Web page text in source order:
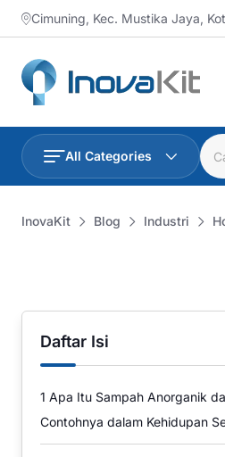
Skip
to
content
Cimuning, Kec. Mustika Jaya,
All Categories
InovaKit Blog Industri
Daftar Isi
1 Apa Itu Sampah Anorganik
Contohnya dalam Kehidupan